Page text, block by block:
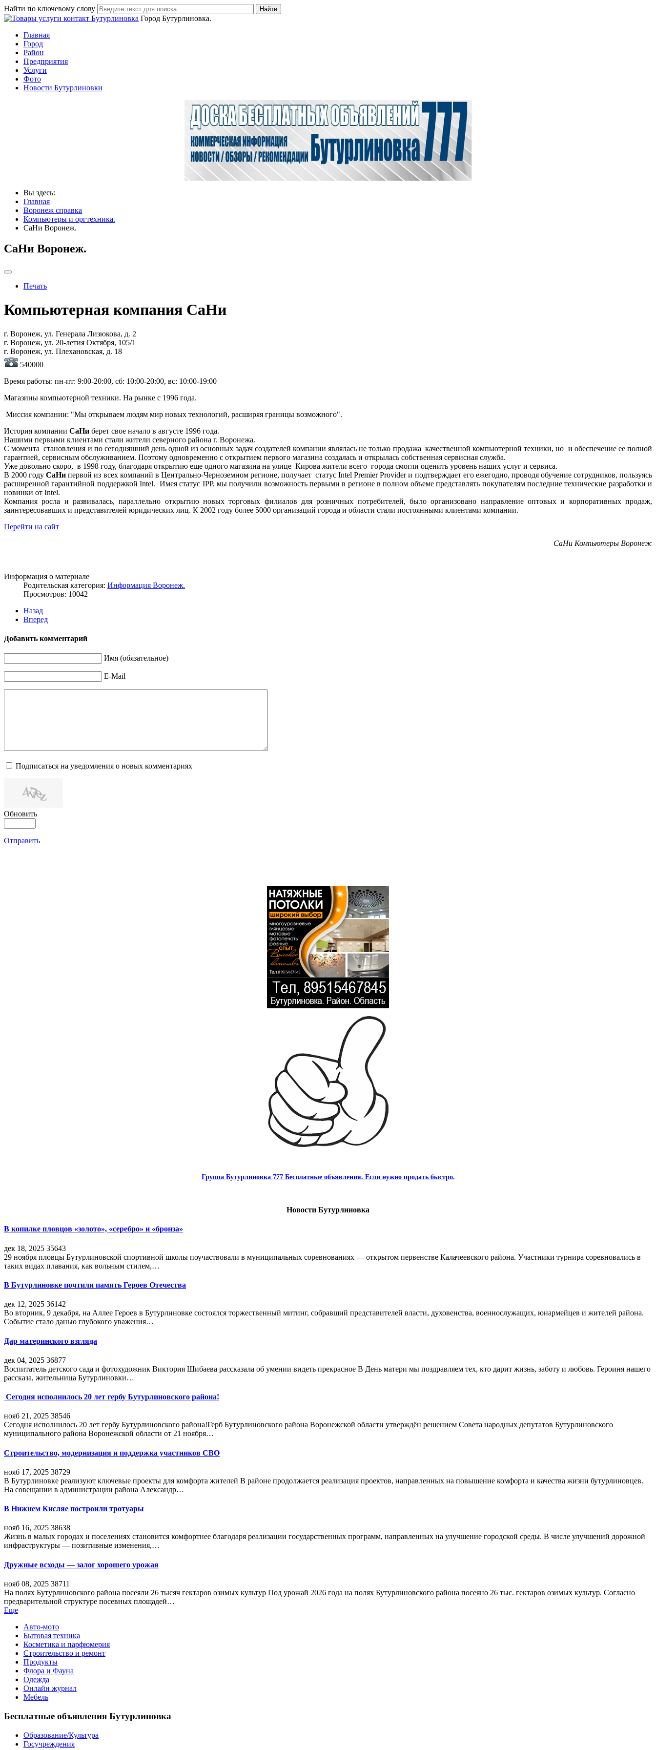
Найти по ключевому слову Найти
Город Бутурлиновка.
Главная
Город
Район
Предприятия
Услуги
Фото
Новости Бутурлиновки
Вы здесь:
Главная
Воронеж справка
Компьютеры и оргтехника.
СаНи Воронеж.
СаНи Воронеж.
Печать
Компьютерная компания СаНи
г. Воронеж, ул. Генерала Лизюкова, д. 2
г. Воронеж, ул. 20-летия Октября, 105/1
г. Воронеж, ул. Плехановская, д. 18
540000
Время работы: пн-пт: 9:00-20:00, сб: 10:00-20:00, вс: 10:00-19:00
Магазины компьютерной техники. На рынке с 1996 года.
Миссия компании: "Мы открываем людям мир новых технологий, расширяя границы возможного".
История компании СаНи берет свое начало в августе 1996 года.
Нашими первыми клиентами стали жители северного района г. Воронежа.
С момента становления и по сегодняшний день одной из основных задач создателей компании являлась не только продажа качественной компьютерной техники, но и обеспечение ее полной
гарантией, сервисным обслуживанием. Поэтому одновременно с открытием первого магазина создалась и открылась собственная сервисная служба.
Уже довольно скоро, в 1998 году, благодаря открытию еще одного магазина на улице Кирова жители всего города смогли оценить уровень наших услуг и сервиса.
В 2000 году СаНи первой из всех компаний в Центрально-Черноземном регионе, получает статус Intel Premier Provider и подтверждает его ежегодно, проводя обучение сотрудников, пользуясь
расширенной гарантийной поддержкой Intel. Имея статус IPP, мы получили возможность первыми в регионе в полном объеме представлять покупателям последние технические разработки и
новинки от Intel.
Компания росла и развивалась, параллельно открытию новых торговых филиалов для розничных потребителей, было организовано направление оптовых и корпоративных продаж,
заинтересовавших и представителей юридических лиц. К 2002 году более 5000 организаций города и области стали постоянными клиентами компании.
Перейти на сайт
СаНи Компьютеры Воронеж
Информация о материале
Родительская категория: Информация Воронеж.
Просмотров: 10042
Назад
Вперед
Добавить комментарий
Имя (обязательное)
E-Mail
Подписаться на уведомления о новых комментариях
Обновить
Отправить
Группа Бутурлиновка 777 Бесплатные объявления. Если нужно продать быстро.
Новости Бутурлиновка
В копилке пловцов «золото», «серебро» и «бронза»
дек 18, 2025 35643
29 ноября пловцы Бутурлиновской спортивной школы поучаствовали в муниципальных соревнованиях — открытом первенстве Калачеевского района. Участники турнира соревновались в
таких видах плавания, как вольным стилем,…
В Бутурлиновке почтили память Героев Отечества
дек 12, 2025 36142
Во вторник, 9 декабря, на Аллее Героев в Бутурлиновке состоялся торжественный митинг, собравший представителей власти, духовенства, военнослужащих, юнармейцев и жителей района.
Событие стало данью глубокого уважения…
Дар материнского взгляда
дек 04, 2025 36877
Воспитатель детского сада и фотохудожник Виктория Шибаева рассказала об умении видеть прекрасное В День матери мы поздравляем тех, кто дарит жизнь, заботу и любовь. Героиня нашего
рассказа, жительница Бутурлиновки…
Сегодня исполнилось 20 лет гербу Бутурлиновского района!
нояб 21, 2025 38546
Сегодня исполнилось 20 лет гербу Бутурлиновского района!Герб Бутурлиновского района Воронежской области утверждён решением Совета народных депутатов Бутурлиновского
муниципального района Воронежской области от 21 ноября…
Строительство, модернизация и поддержка участников СВО
нояб 17, 2025 38729
В Бутурлиновке реализуют ключевые проекты для комфорта жителей В районе продолжается реализация проектов, направленных на повышение комфорта и качества жизни бутурлиновцев.
На совещании в администрации района Александр…
В Нижнем Кисляе построили тротуары
нояб 16, 2025 38638
Жизнь в малых городах и поселениях становится комфортнее благодаря реализации государственных программ, направленных на улучшение городской среды. В числе улучшений дорожной
инфраструктуры — позитивные изменения,…
Дружные всходы — залог хорошего урожая
нояб 08, 2025 38711
На полях Бутурлиновского района посеяли 26 тысяч гектаров озимых культур Под урожай 2026 года на полях Бутурлиновского района посеяно 26 тыс. гектаров озимых культур. Согласно
предварительной структуре посевных площадей…
Еще
Авто-мото
Бытовая техника
Косметика и парфюмерия
Строительство и ремонт
Продукты
Флора и Фауна
Одежда
Онлайн журнал
Мебель
Бесплатные объявления Бутурлиновка
Образование/Культура
Госучреждения